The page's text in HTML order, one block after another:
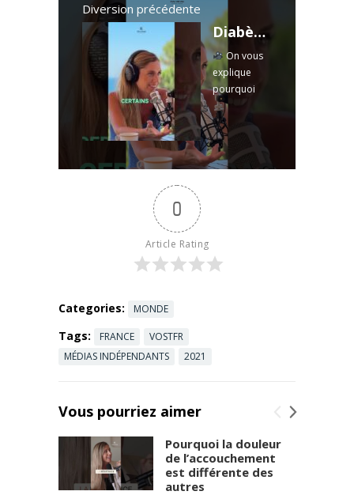
Diversion précédente
Diabète gestationnel : comment les seuils ont changé… et vous rendent “malade”
On vous
explique
pourquoi
aujourd’hui,
des femmes
sont
étiquetées
"diabète
normales il y
a quelques
0
Article Rating
Categories: MONDE
Tags: FRANCE
VOSTFR
MÉDIAS INDÉPENDANTS
2021
Vous pourriez aimer
Pourquoi la douleur
de l’accouchement
est différente des
autres